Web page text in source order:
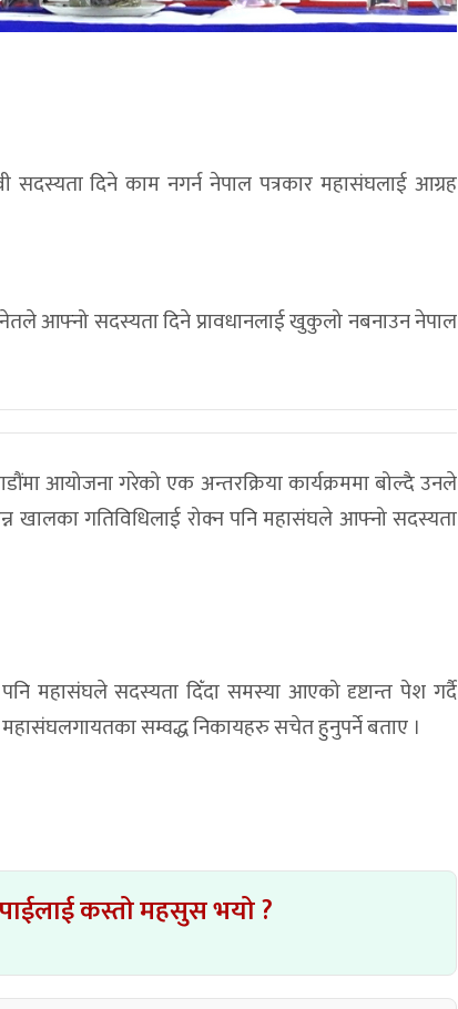
सदस्यता दिने काम नगर्न नेपाल पत्रकार महासंघलाई आग्रह
आफ्नो सदस्यता दिने प्रावधानलाई खुकुलो नबनाउन नेपाल
आयोजना गरेको एक अन्तरक्रिया कार्यक्रममा बोल्दै उनले
खालका गतिविधिलाई रोक्न पनि महासंघले आफ्नो सदस्यता
महासंघले सदस्यता दिँदा समस्या आएको दृष्टान्त पेश गर्दै
सम्वद्ध निकायहरु सचेत हुनुपर्ने बताए ।
कस्तो महसुस भयो ?